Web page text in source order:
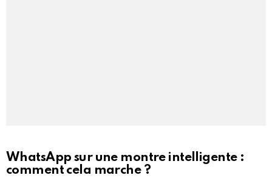
WhatsApp sur une montre intelligente :
comment cela marche ?